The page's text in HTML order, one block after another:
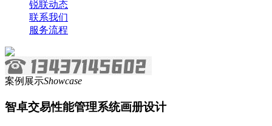
锐联动态
联系我们
服务流程
案例展示Showcase
智卓交易性能管理系统画册设计